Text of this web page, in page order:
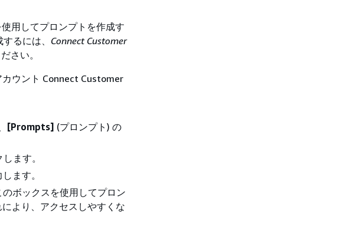
用してプロンプトを作成す
るには、 Connect Customer
さい。
ウント Connect Customer
[Prompts] (プロンプト) の
ます。
ます。
ボックスを使用してプロン
より、アクセスしやすくな